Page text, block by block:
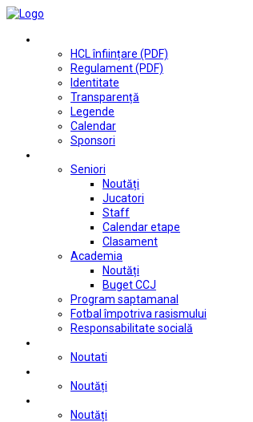
HCL înființare (PDF)
Regulament (PDF)
Identitate
Transparență
Legende
Calendar
Sponsori
Seniori
Noutăți
Jucatori
Staff
Calendar etape
Clasament
Academia
Noutăți
Buget CCJ
Program saptamanal
Fotbal împotriva rasismului
Responsabilitate socială
Noutati
Noutăți
Noutăți